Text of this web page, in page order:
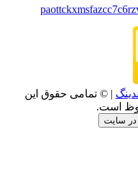
| © تمامی حقوق این
است.
سایت